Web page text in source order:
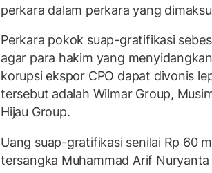
perkara dalam perkara yang
Perkara pokok suap-gratifikasi
agar para hakim yang
korupsi ekspor CPO dapat divonis
tersebut adalah Wilmar Group,
Hijau Group.
Uang suap-gratifikasi senilai Rp 60
tersangka Muhammad Arif